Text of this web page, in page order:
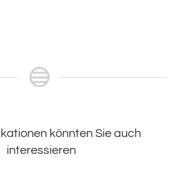
könnten Sie auch
interessieren